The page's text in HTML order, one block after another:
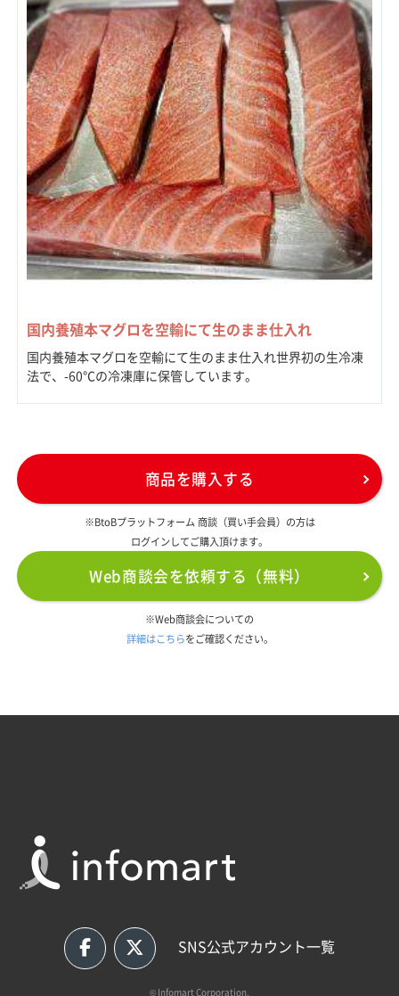
国内養殖本マグロを空輸にて生のまま仕入れ
国内養殖本マグロを空輸にて生のまま仕入れ世界初の生冷凍
法で、-60℃の冷凍庫に保管しています。
商品を購入する
※BtoBプラットフォーム 商談（買い手会員）の方は
ログインしてご購入頂けます。
Web商談会を依頼する（無料）
※Web商談会についての
詳細はこちらをご確認ください。
SNS公式アカウント一覧
© Infomart Corporation.